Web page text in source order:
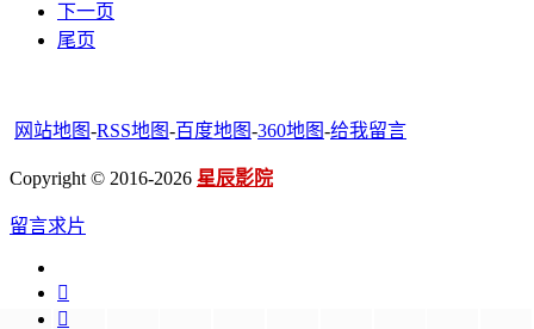
下一页
尾页
网站地图-RSS地图-百度地图-360地图-给我留言
Copyright © 2016-2026 星辰影院
留言求片

